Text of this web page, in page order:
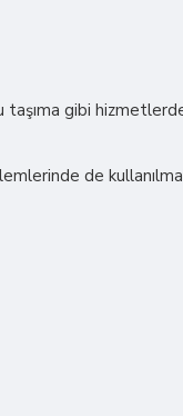
gibi hizmetlerde
de